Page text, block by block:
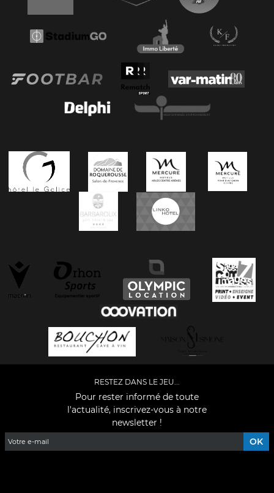
RESTEZ DANS LE JEU...
Pour rester informé de toute
l'actualité, inscrivez-vous à notre
newsletter !